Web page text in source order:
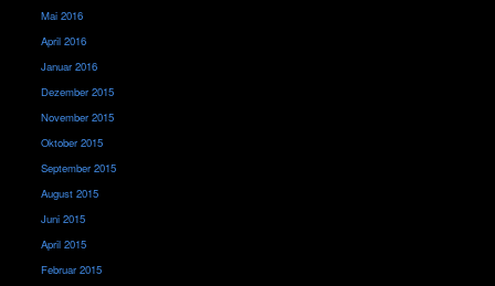
Mai 2016
April 2016
Januar 2016
Dezember 2015
November 2015
Oktober 2015
September 2015
August 2015
Juni 2015
April 2015
Februar 2015